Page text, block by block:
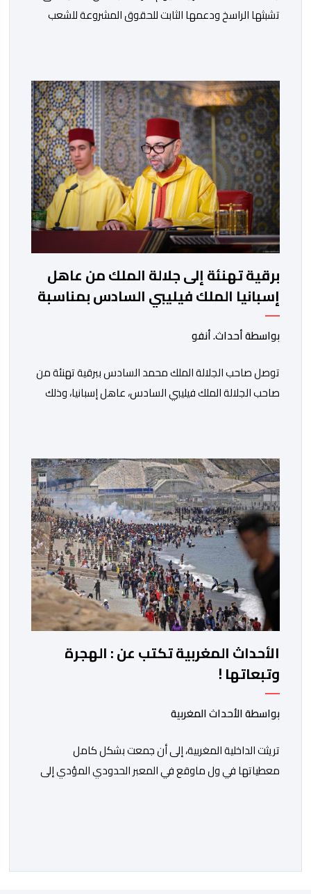
تشبثها الراسخ ودعمها الثابت للحقوق المشروعة للشعب
الشريف، واقتناعها بفضائل الحوار والتفاوض كسبيل وحيد
لحل الصراع الفلسطيني- الإسرائيلي، بعيدا عن أعمال العنف
والتطرف والتصرفات أحادية الجانب، وكذا انخراطها التام في
كل […]
برقية تهنئة إلى جلالة الملك من عاهل
إسبانيا الملك فيليبي السادس بمناسبة
عيد العرش المجيد
بواسطة أحداث. أنفو
توصل صاحب الجلالة الملك محمد السادس ببرقية تهنئة من
صاحب الجلالة الملك فيليبي السادس، عاهل إسبانيا، وذلك
باسمه الخاص وباسم الحكومة والشعب الإسبانيين، عن أحر
تهانيه وأطيب تمنياته بالسعادة والصحة لشقيقه جلالة
الملك، وبالمزيد من الازدهار والرفاه للشعب المغربي. […]
الأحداث المغربية تكتب عن : الهجرة
وتبعاتها !
بواسطة الأحداث المغربية
تريثت الداخلية المغربية، إلى أن جمعت بشكل كامل
معطياتها في ول ماوقع في المعبر الحدودي المؤدي إلى
الحقائق، […]